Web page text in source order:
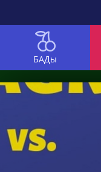
БАДы